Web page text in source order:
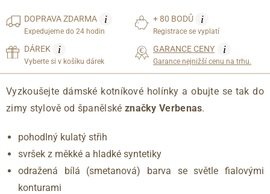
DOPRAVAZDARMA i
Expedujeme do 24 hodin
+ 80 BODŮ i
Registrace se vyplatí
DÁREK i
Vyberte si v košíku dárek
GARANCE CENY i
Garance nejnižší cenu na trhu.
Vyzkoušejte dámské kotníkové holínky a obujte se tak do
zimy stylově od španělské značky Verbenas.
pohodlný kulatý střih
svršek z měkké a hladké syntetiky
odražená bílá (smetanová) barva se světle fialovými
konturami